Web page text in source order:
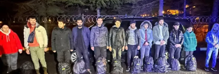
Eleman
Emlak
Gündem